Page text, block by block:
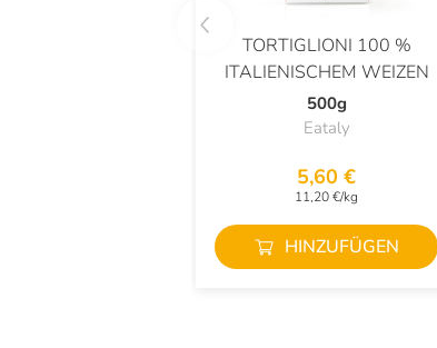
TORTIGLIONI 100 %
ITALIENISCHEM WEIZEN
500g
Eataly
5,60 €
11,20 €/kg
HINZUFÜGEN